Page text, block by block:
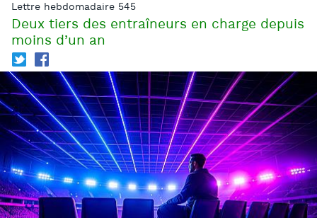
Lettre hebdomadaire 545
Deux tiers des entraîneurs en charge depuis
moins d’un an
T f